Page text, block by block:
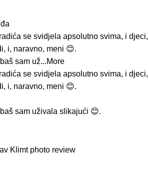
se svidjela apsolutno svima, i
i, naravno, meni 😊.
sam už...More
se svidjela apsolutno svima, i
i, naravno, meni 😊.
sam uživala slikajući 😊.